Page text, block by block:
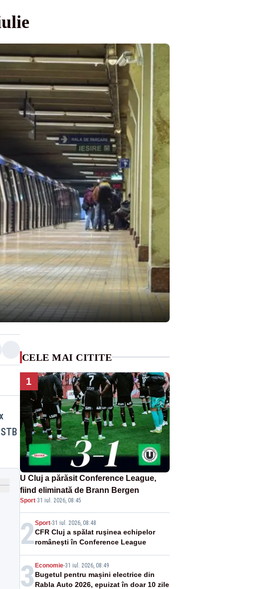
CELE MAI CITITE
1
U Cluj a părăsit Conference League,
fiind eliminată de Brann Bergen
Sport·31 iul. 2026, 08:45
2Sport-31 iul. 2026, 08:48
CFR Cluj a spălat ruşinea echipelor
româneşti în Conference League
3 Economie-31 iul. 2026, 08:49
Bugetul pentru mașini electrice din
Rabla Auto 2026, epuizat în doar 10 zile